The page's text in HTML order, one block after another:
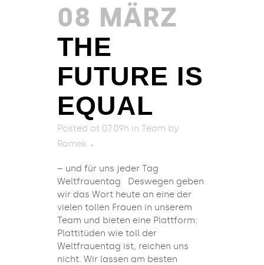
08 MÄRZ
THE
FUTURE IS
EQUAL
Posted at 07:09h in Team by
Ramek
– und für uns jeder Tag
Weltfrauentag Deswegen geben
wir das Wort heute an eine der
vielen tollen Frauen in unserem
Team und bieten eine Plattform:
Plattitüden wie toll der
Weltfrauentag ist, reichen uns
nicht. Wir lassen am besten